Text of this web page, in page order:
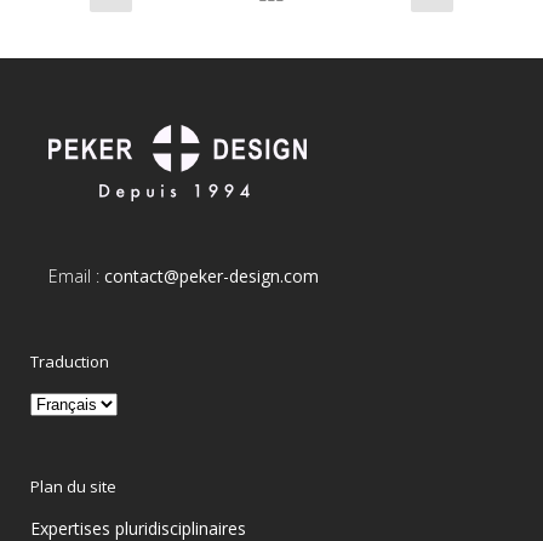
Email : contact@peker-design.com
Traduction
Plan du site
Expertises pluridisciplinaires